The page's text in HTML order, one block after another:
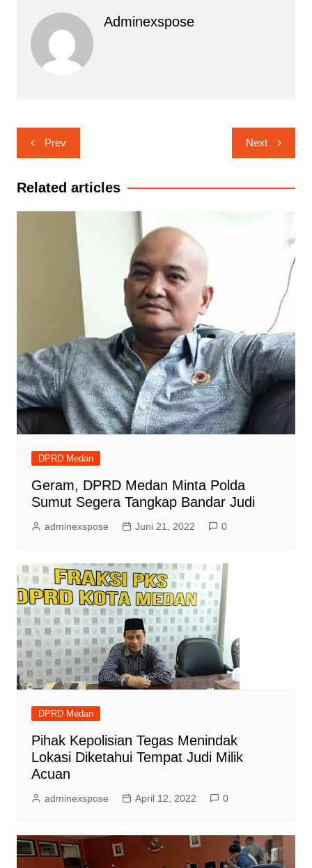
Adminexspose
Navigasi
pos
Prev Next
Related articles
DPRD Medan
Geram, DPRD Medan Minta Polda
Sumut Segera Tangkap Bandar Judi
adminexspose Juni 21, 2022 0
DPRD Medan
Pihak Kepolisian Tegas Menindak
Lokasi Diketahui Tempat Judi Milik
Acuan
adminexspose April 12, 2022 0